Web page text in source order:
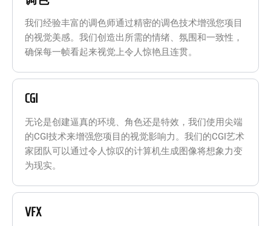
我们经验丰富的调色师通过精密的调色技术增强您项目
的视觉美感。我们创造出所需的情绪、氛围和一致性，
确保每一帧看起来视觉上令人惊艳且连贯。
CGI
无论是创建逼真的环境、角色还是特效，我们使用尖端
的CGI技术来增强您项目的视觉影响力。我们的CGI艺术
家团队可以通过令人惊叹的计算机生成图像将想象力变
为现实。
VFX